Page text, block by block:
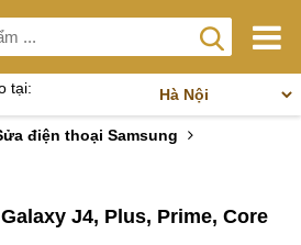
tại:
điện thoại Samsung
J4, Plus, Prime, Core